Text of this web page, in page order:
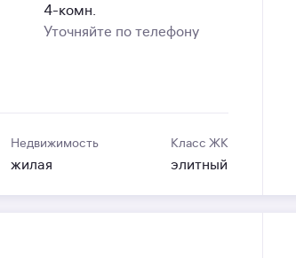
4-комн.
Уточняйте по телефону
Недвижимость
жилая
Класс ЖК
элитный